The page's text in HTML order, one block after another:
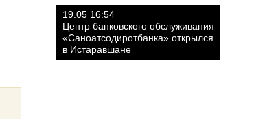
19.05 16:54
Центр банковского обслуживания
«Саноатсодиротбанка» открылся
в Истаравшане